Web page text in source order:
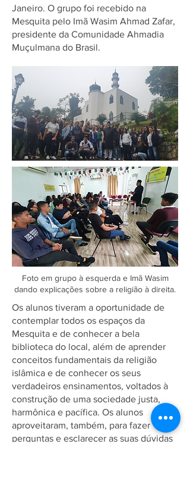
Janeiro. O grupo foi recebido na
Mesquita pelo Imã Wasim Ahmad Zafar,
presidente da Comunidade Ahmadia
Muçulmana do Brasil.
Foto em grupo à esquerda e Imã Wasim
dando explicações sobre a religião à direita.
Os alunos tiveram a oportunidade de
contemplar todos os espaços da
Mesquita e de conhecer a bela
biblioteca do local, além de aprender
conceitos fundamentais da religião
islâmica e de conhecer os seus
verdadeiros ensinamentos, voltados à
construção de uma sociedade justa,
harmônica e pacífica. Os alunos
aproveitaram, também, para fazer
perguntas e esclarecer as suas dúvidas